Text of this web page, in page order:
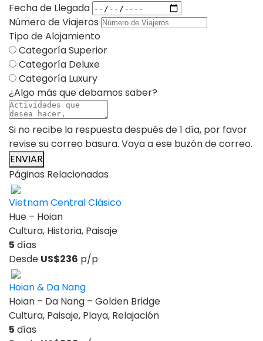
Fecha de Llegada
Número de Viajeros
Tipo de Alojamiento
Categoría Superior
Categoría Deluxe
Categoría Luxury
¿Algo más que debamos saber?
Si no recibe la respuesta después de 1 día, por favor
revise su correo basura. Vaya a ese buzón de correo.
ENVIAR
Páginas Relacionadas
Vietnam Central Clásico
Hue – Hoian
Cultura, Historia, Paisaje
5 días
Desde US$236 p/p
Hoian & Da Nang
Hoian – Da Nang – Golden Bridge
Cultura, Paisaje, Playa, Relajación
5 días